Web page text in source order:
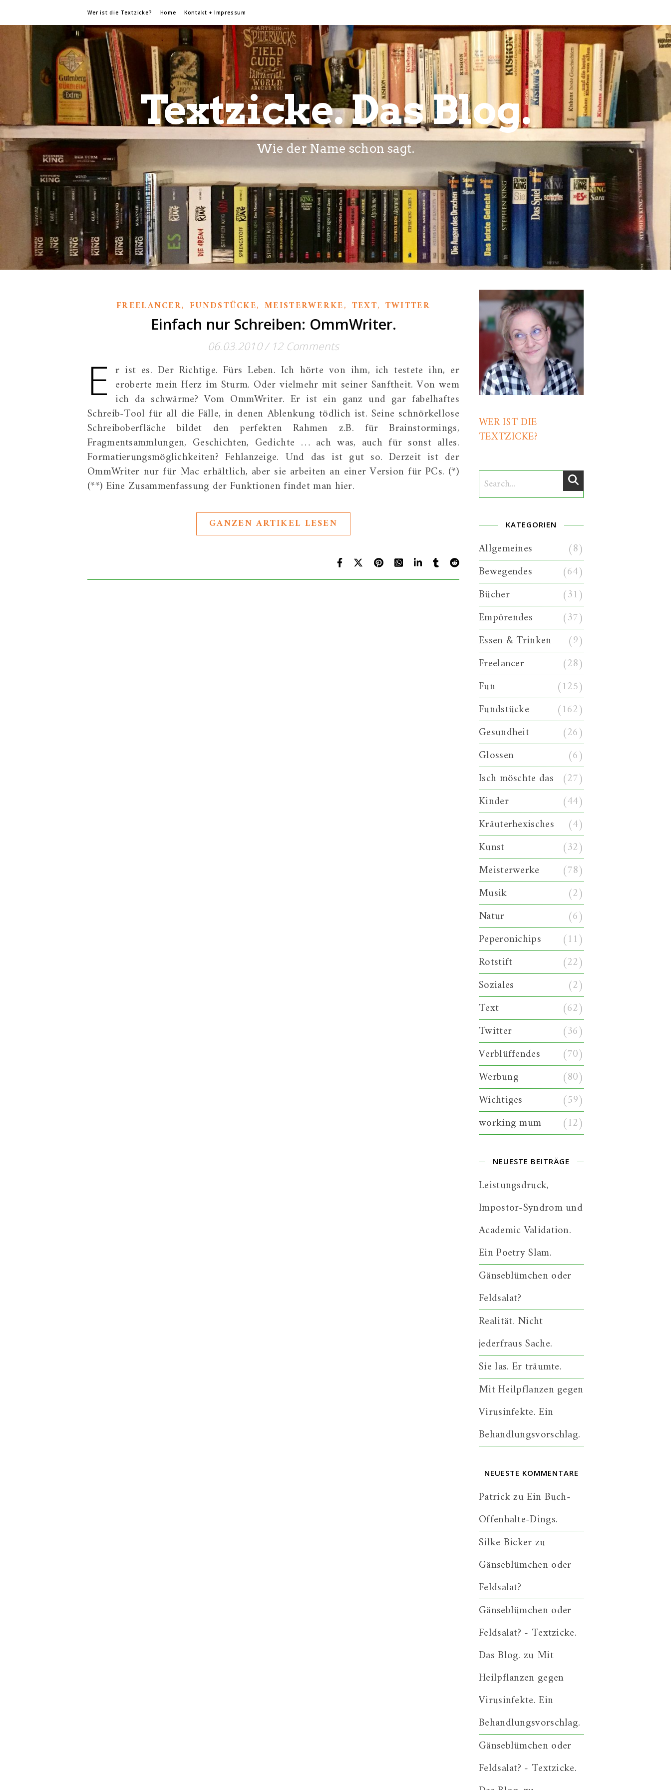
Wer ist die Textzicke? Home Kontakt + Impressum
Textzicke. Das Blog.
Wie der Name schon sagt.
FREELANCER,FUNDSTÜCKE,MEISTERWERKE, TEXT, TWITTER
Einfach nur Schreiben: OmmWriter.
06.03.2010/ 12 Comments
E r ist es. Der Richtige. Fürs Leben. Ich hörte von ihm, ich testete ihn, er
eroberte mein Herz im Sturm. Oder vielmehr mit seiner Sanftheit. Von wem
ich da schwärme? Vom OmmWriter. Er ist ein ganz und gar fabelhaftes
Schreib-Tool für all die Fälle, in denen Ablenkung tödlich ist. Seine schnörkellose
Schreiboberfläche bildet den perfekten Rahmen z.B. für Brainstormings,
Fragmentsammlungen, Geschichten, Gedichte … ach was, auch für sonst alles.
Formatierungsmöglichkeiten? Fehlanzeige. Und das ist gut so. Derzeit ist der
OmmWriter nur für Mac erhältlich, aber sie arbeiten an einer Version für PCs. (*)
(**) Eine Zusammenfassung der Funktionen findet man hier.
GANZEN ARTIKEL LESEN
WER IST DIE
TEXTZICKE?
KATEGORIEN
Allgemeines
(8)
Bewegendes
(64)
Bücher
(31)
Empörendes
(37)
Essen & Trinken
(9)
Freelancer
(28)
Fun
(125)
Fundstücke
(162)
Gesundheit
(26)
Glossen
(6)
Isch möschte das (27)
Kinder
(44)
Kräuterhexisches
(4)
Kunst
(32)
Meisterwerke
(78)
Musik
(2)
Natur
(6)
Peperonichips
(11)
Rotstift
(22)
Soziales
(2)
Text
(62)
Twitter
(36)
Verblüffendes
(70)
Werbung
(80)
Wichtiges
(59)
working mum
(12)
NEUESTE BEITRÄGE
Leistungsdruck,
Impostor-Syndrom und
Academic Validation.
Ein Poetry Slam.
Gänseblümchen oder
Feldsalat?
Realität. Nicht
jederfraus Sache.
Sie las. Er träumte.
Mit Heilpflanzen gegen
Virusinfekte. Ein
Behandlungsvorschlag.
NEUESTE KOMMENTARE
PatrickzuEin Buch-
Offenhalte-Dings.
Silke Bickerzu
Gänseblümchen oder
Feldsalat?
Gänseblümchen oder
Feldsalat? - Textzicke.
Das Blog. zu Mit
Heilpflanzen gegen
Virusinfekte. Ein
Behandlungsvorschlag.
Gänseblümchen oder
Feldsalat? - Textzicke.